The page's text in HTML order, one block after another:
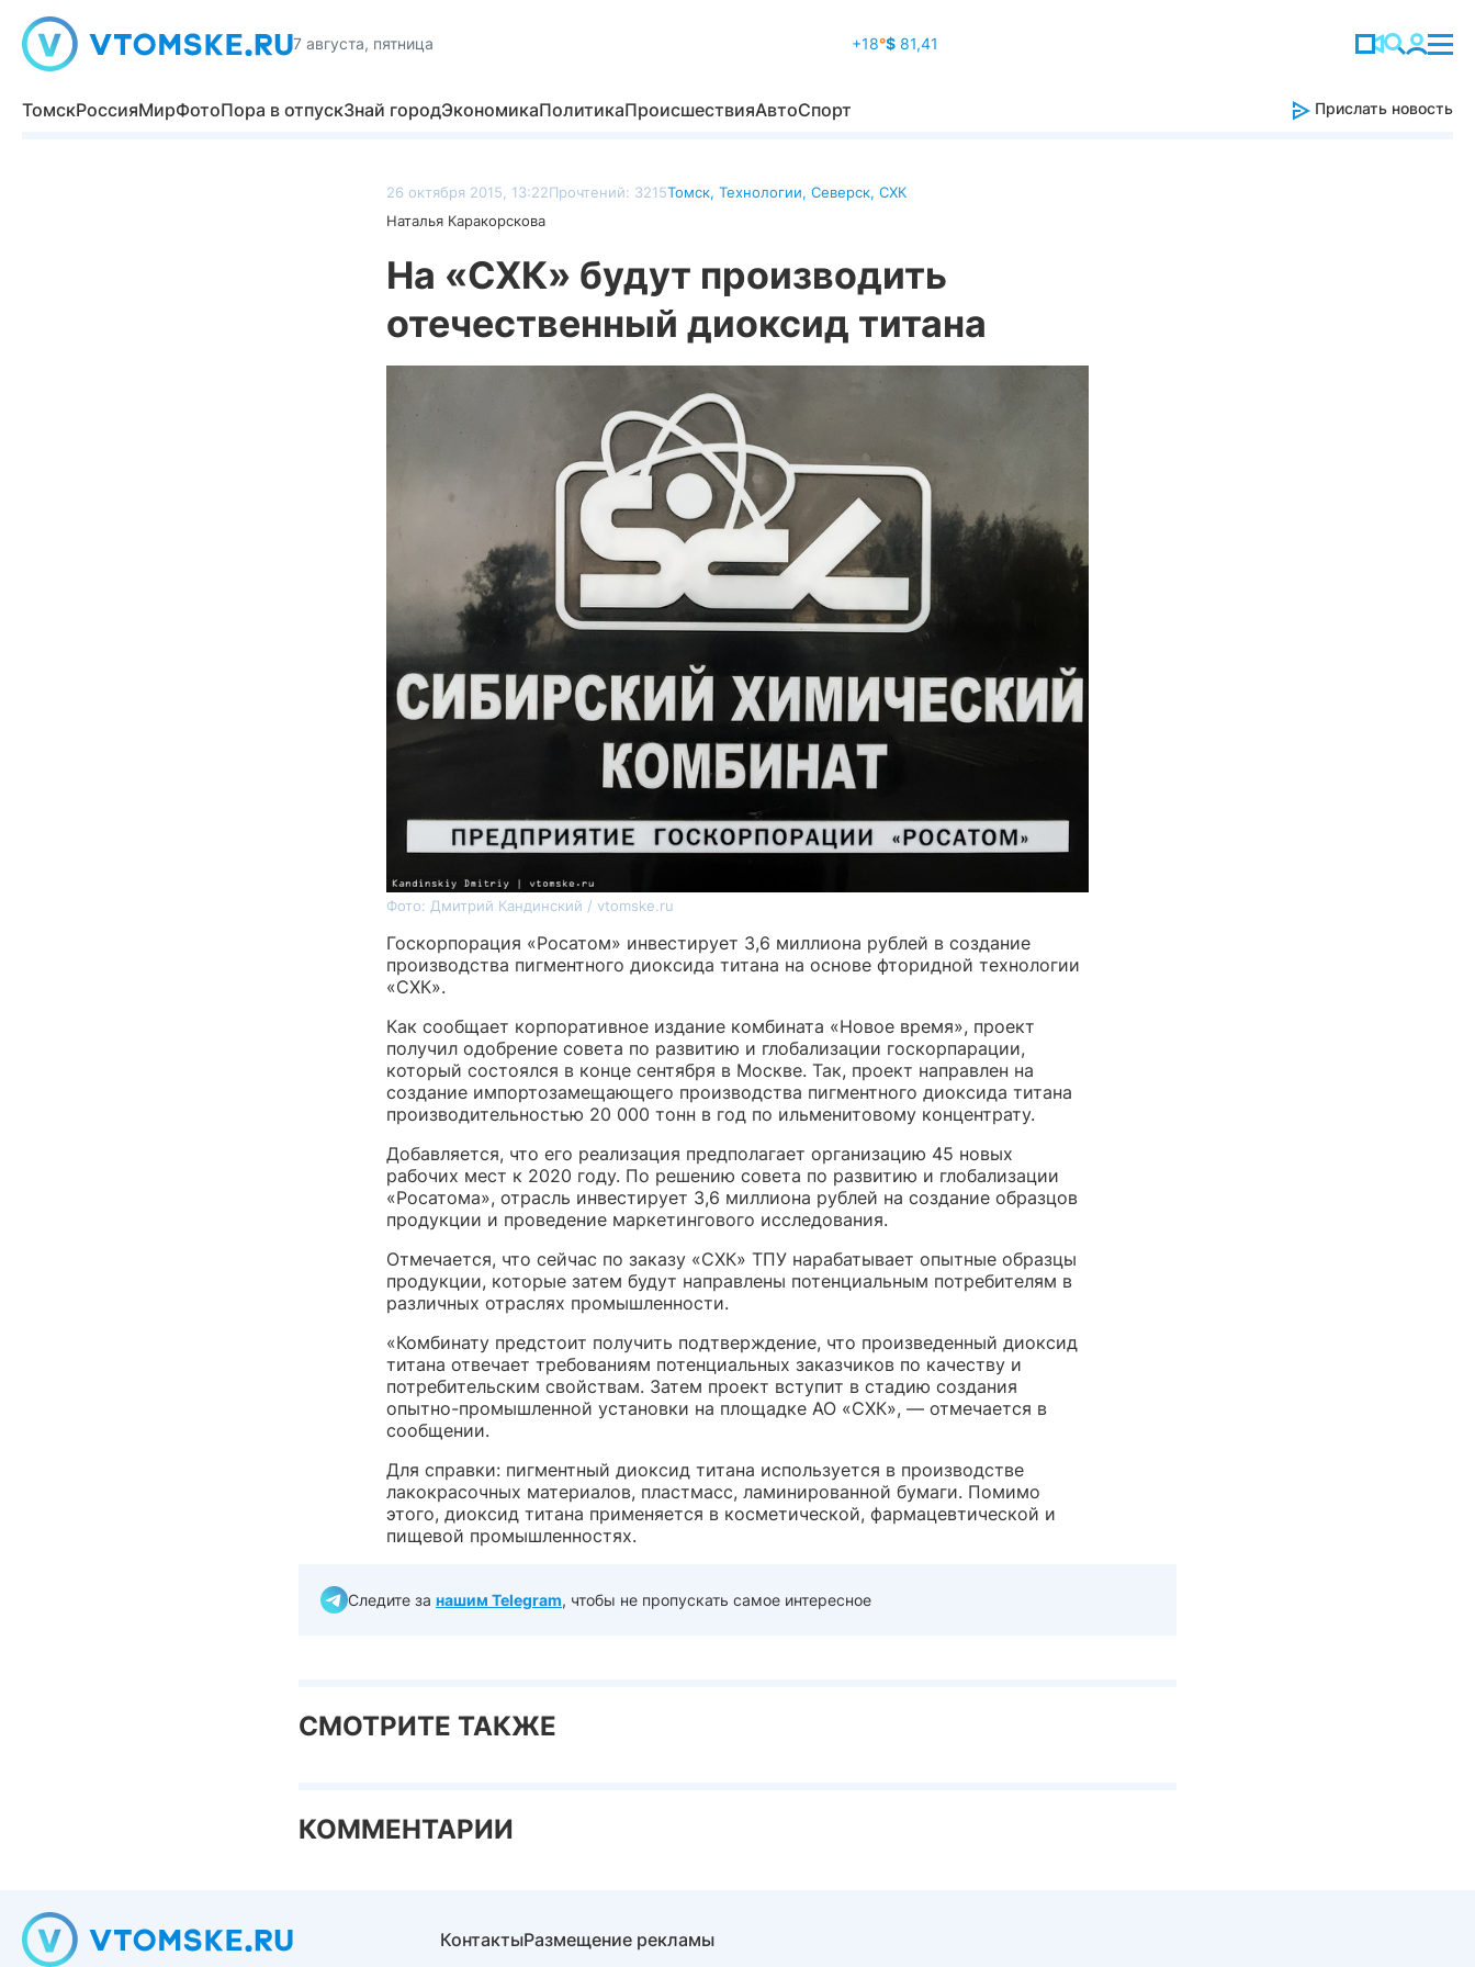
7 августа, пятница +18°$81,41
ТомскРоссияМирФотоПора в отпускЗнай городЭкономикаПолитикаПроисшествияАвтоСпорт Прислать новость
26 октября 2015, 13:22Прочтений: 3215Томск, Технологии, Северск, СХК
Наталья Каракорскова
На «СХК» будут производить
отечественный диоксид титана
Фото: Дмитрий Кандинский / vtomske.ru
Госкорпорация «Росатом» инвестирует 3,6 миллиона рублей в создание
производства пигментного диоксида титана на основе фторидной технологии
«СХК».
Как сообщает корпоративное издание комбината «Новое время», проект
получил одобрение совета по развитию и глобализации госкорпарации,
который состоялся в конце сентября в Москве. Так, проект направлен на
создание импортозамещающего производства пигментного диоксида титана
производительностью 20 000 тонн в год по ильменитовому концентрату.
Добавляется, что его реализация предполагает организацию 45 новых
рабочих мест к 2020 году. По решению совета по развитию и глобализации
«Росатома», отрасль инвестирует 3,6 миллиона рублей на создание образцов
продукции и проведение маркетингового исследования.
Отмечается, что сейчас по заказу «СХК» ТПУ нарабатывает опытные образцы
продукции, которые затем будут направлены потенциальным потребителям в
различных отраслях промышленности.
«Комбинату предстоит получить подтверждение, что произведенный диоксид
титана отвечает требованиям потенциальных заказчиков по качеству и
потребительским свойствам. Затем проект вступит в стадию создания
опытно-промышленной установки на площадке АО «СХК», — отмечается в
сообщении.
Для справки: пигментный диоксид титана используется в производстве
лакокрасочных материалов, пластмасс, ламинированной бумаги. Помимо
этого, диоксид титана применяется в косметической, фармацевтической и
пищевой промышленностях.
Следите за нашим Telegram, чтобы не пропускать самое интересное
СМОТРИТЕ ТАКЖЕ
КОММЕНТАРИИ
КонтактыРазмещение рекламы